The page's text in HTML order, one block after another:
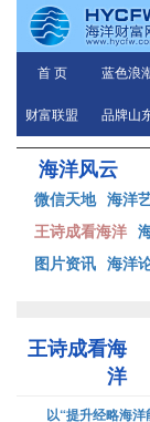
首 页 蓝色浪
财富联盟 品牌山
海洋风云
微信天地 海洋
王诗成看海洋
图片资讯 海洋
王诗成看海
洋